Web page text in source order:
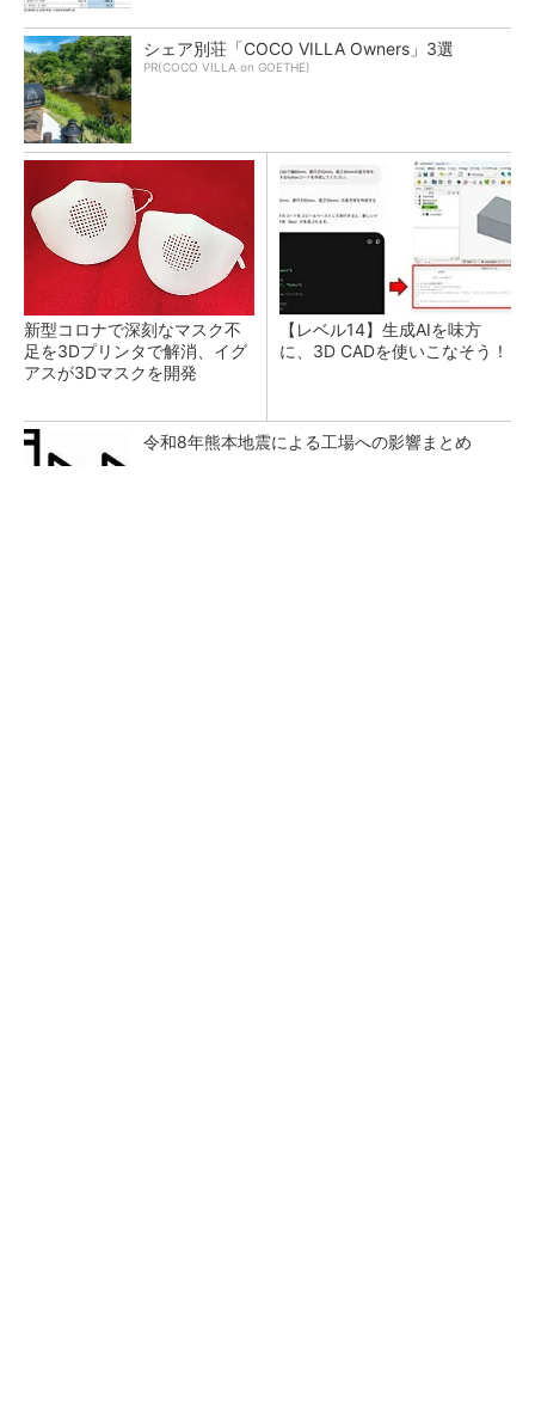
シェア別荘「COCO VILLA Owners」3選
PR(COCO VILLA on GOETHE)
新型コロナで深刻なマスク不
足を3Dプリンタで解消、イグ
アスが3Dマスクを開発
【レベル14】生成AIを味方
に、3D CADを使いこなそう！
令和8年熊本地震による工場への影響まとめ